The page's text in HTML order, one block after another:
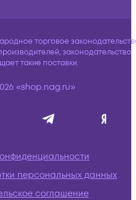
торговое
законодательство
такие поставки.
«shop.nag.ru»
персональных данных
соглашение